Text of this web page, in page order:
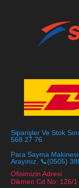
Siparişler Ve Stok
568 27 76
Para Sayma
Arayınız. 📞(0505)
Ofisimizin
Dikmen Cd No: 126/